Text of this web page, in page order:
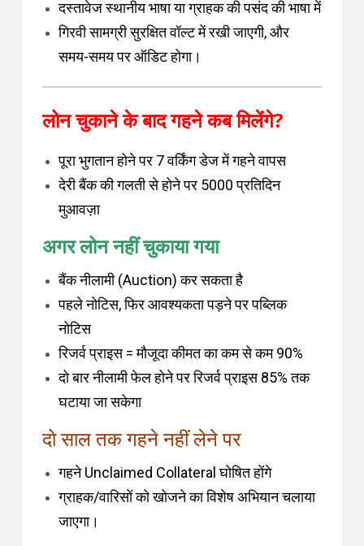
दस्तावेज स्थानीय भाषा या ग्राहक की पसंद की भाषा में
गिरवी सामग्री सुरक्षित वॉल्ट में रखी जाएगी, और
समय-समय पर ऑडिट होगा।
लोन चुकाने के बाद गहने कब मिलेंगे?
पूरा भुगतान होने पर 7 वर्किंग डेज में गहने वापस
देरी बैंक की गलती से होने पर ₹5000 प्रतिदिन
मुआवज़ा
अगर लोन नहीं चुकाया गया
बैंक नीलामी (Auction) कर सकता है
पहले नोटिस, फिर आवश्यकता पड़ने पर पब्लिक
नोटिस
रिजर्व प्राइस = मौजूदा कीमत का कम से कम 90%
दो बार नीलामी फेल होने पर रिजर्व प्राइस 85% तक
घटाया जा सकेगा
दो साल तक गहने नहीं लेने पर
गहने Unclaimed Collateral घोषित होंगे
ग्राहक/वारिसों को खोजने का विशेष अभियान चलाया
जाएगा।